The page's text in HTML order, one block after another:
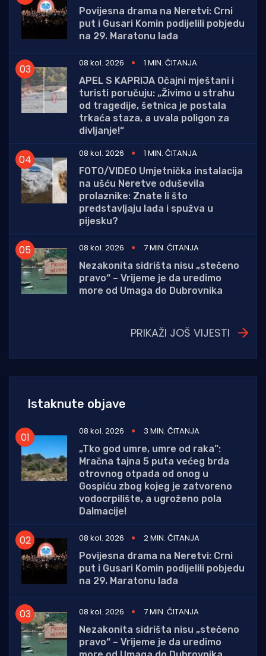
Povijesna drama na Neretvi: Crni
put i Gusari Komin podijelili pobjedu
na 29. Maratonu lađa
08 kol. 2026
1 MIN. ČITANJA
APEL S KAPRIJA Očajni mještani i
turisti poručuju: „Živimo u strahu
od tragedije, šetnica je postala
trkaća staza, a uvala poligon za
divljanje!“
08 kol. 2026
1 MIN. ČITANJA
FOTO/VIDEO Umjetnička instalacija
na ušću Neretve oduševila
prolaznike: Znate li što
predstavljaju lađa i spužva u
pijesku?
08 kol. 2026
7 MIN. ČITANJA
Nezakonita sidrišta nisu „stečeno
pravo“ – Vrijeme je da uredimo
more od Umaga do Dubrovnika
PRIKAŽI JOŠ VIJESTI
Istaknute objave
08 kol. 2026
3 MIN. ČITANJA
„Tko god umre, umre od raka”:
Mračna tajna 5 puta većeg brda
otrovnog otpada od onog u
Gospiću zbog kojeg je zatvoreno
vodocrpilište, a ugroženo pola
Dalmacije!
08 kol. 2026
2 MIN. ČITANJA
Povijesna drama na Neretvi: Crni
put i Gusari Komin podijelili pobjedu
na 29. Maratonu lađa
08 kol. 2026
7 MIN. ČITANJA
Nezakonita sidrišta nisu „stečeno
pravo“ – Vrijeme je da uredimo